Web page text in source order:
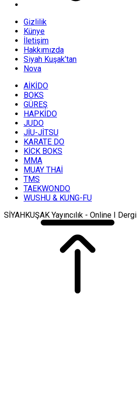
Gizlilik
Künye
İletişim
Hakkımızda
Siyah Kuşak’tan
Nova
AİKİDO
BOKS
GÜREŞ
HAPKİDO
JUDO
JİU-JİTSU
KARATE DO
KİCK BOKS
MMA
MUAY THAİ
TMS
TAEKWONDO
WUSHU & KUNG-FU
SİYAHKUŞAK Yayıncılık - Online I Dergi